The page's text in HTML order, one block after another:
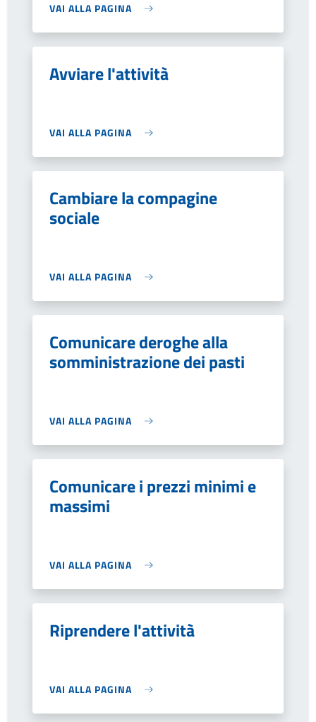
VAI ALLA PAGINA
Avviare l'attività
VAI ALLA PAGINA
Cambiare la compagine
sociale
VAI ALLA PAGINA
Comunicare deroghe alla
somministrazione dei pasti
VAI ALLA PAGINA
Comunicare i prezzi minimi e
massimi
VAI ALLA PAGINA
Riprendere l'attività
VAI ALLA PAGINA